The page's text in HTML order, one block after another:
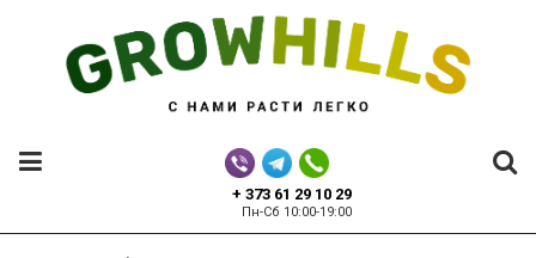
+ 373 61 29 10 29
Пн-Сб 10:00-19:00